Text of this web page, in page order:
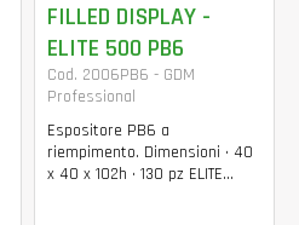
FILLED DISPLAY -
ELITE 500 PB6
Cod. 2006PB6 - GDM
Professional
Espositore PB6 a
riempimento. Dimensioni • 40
x 40 x 102h • 130 pz ELITE...